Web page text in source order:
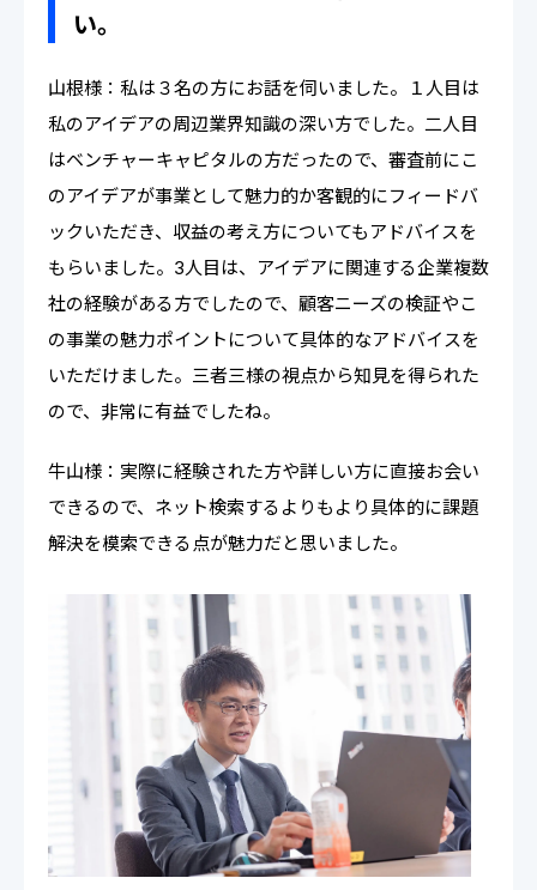
い。
山根様：私は３名の方にお話を伺いました。１人目は
私のアイデアの周辺業界知識の深い方でした。二人目
はベンチャーキャピタルの方だったので、審査前にこ
のアイデアが事業として魅力的か客観的にフィードバ
ックいただき、収益の考え方についてもアドバイスを
もらいました。3人目は、アイデアに関連する企業複数
社の経験がある方でしたので、顧客ニーズの検証やこ
の事業の魅力ポイントについて具体的なアドバイスを
いただけました。三者三様の視点から知見を得られた
ので、非常に有益でしたね。
牛山様：実際に経験された方や詳しい方に直接お会い
できるので、ネット検索するよりもより具体的に課題
解決を模索できる点が魅力だと思いました。